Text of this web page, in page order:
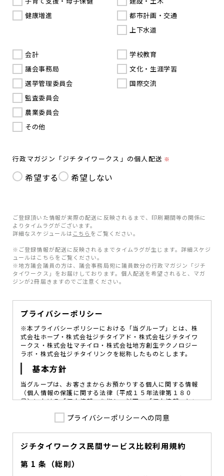
健康増進
都市計画・交通
上下水道
会計
議会事務局
選挙管理委員会
監査委員会
農業委員会
その他
学校教育
文化・生涯学習
国際交流
行政マガジン「ジチタイワークス」の個人配送 ※
希望する 希望しない
ご登録頂いた情報が実際の配送に反映されるまで、印刷期間等の関係に
よりタイムラグがございます。
詳細なスケジュールは こちら をご覧ください。
※ご登録情報が配送に反映されるまでタイムラグが生じます。詳細スケジ
ュールはこちらをご覧ください。
※地方議会議員の方は、議会事務局宛に議員数分の行政マガジン「ジチ
タイワークス」をお届けしております。個人配送を希望されると、マガ
ジンが2冊届きますのでご注意ください。
プライバシーポリシー
※本プライバシーポリシーにおける「当グループ」とは、株
式会社ホープ・株式会社ジチタイアド・株式会社ジチタイワ
ークス・株式会社マチイロ・株式会社地方創生テクノロジー
ラボ・株式会社ジチタイリンクを総称したものとします。
基本方針
当グループは、お客さまからお預かりする個人に関する情報
（個人情報の保護に関する法律〔平成１５年法律第１８０
号〕における「個人情報」を指し、以下、「個人情報」とい
図ることが、重要な社会的責務であると考えております。
を定め、役員及び従業員に個人情報保護の重要性の認識と取
組みを徹底させることによって、個人情報の適切な取り扱い
に努めてまいります。
プライバシーポリシーへの同意
ジチタイワークス民間サービス比較利用規約
第 1 条（総則）